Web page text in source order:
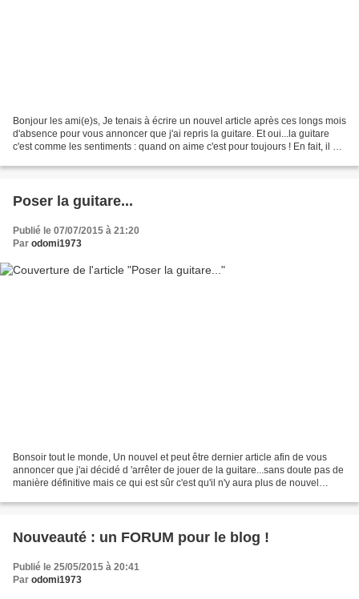
Bonjour les ami(e)s, Je tenais à écrire un nouvel article après ces longs mois
d'absence pour vous annoncer que j'ai repris la guitare. Et oui...la guitare
c'est comme les sentiments : quand on aime c'est pour toujours ! En fait, il y a
Poser la guitare...
Publié le 07/07/2015 à 21:20
Par odomi1973
Bonsoir tout le monde, Un nouvel et peut être dernier article afin de vous
annoncer que j'ai décidé d 'arrêter de jouer de la guitare...sans doute pas de
manière définitive mais ce qui est sûr c'est qu'il n'y aura plus de nouvel
Nouveauté : un FORUM pour le blog !
Publié le 25/05/2015 à 20:41
Par odomi1973